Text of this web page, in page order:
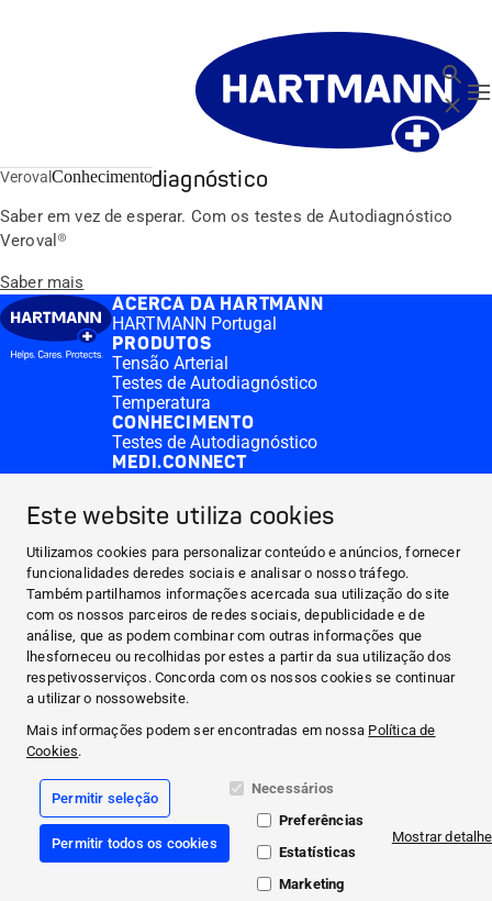
Este website utiliza cookies
Utilizamos cookies para personalizar conteúdo e anúncios, fornecer
funcionalidades deredes sociais e analisar o nosso tráfego.
Também partilhamos informações acercada sua utilização do site
com os nossos parceiros de redes sociais, depublicidade e de
análise, que as podem combinar com outras informações que
lhesforneceu ou recolhidas por estes a partir da sua utilização dos
respetivosserviços. Concorda com os nossos cookies se continuar
a utilizar o nossowebsite.
Mais informações podem ser encontradas em nossa Política de
Cookies.
Permitir seleção
Permitir todos os cookies
Necessários
Preferências
Estatísticas
Marketing
Mostrar
Close
Veroval Conhecimento
Testes de Autodiagnóstico
Saber em vez de esperar. Com os testes de Autodiagnóstico
Veroval®
Saber mais
ACERCA DA HARTMANN
HARTMANN Portugal
PRODUTOS
Tensão Arterial
Testes de Autodiagnóstico
Temperatura
CONHECIMENTO
Testes de Autodiagnóstico
MEDI.CONNECT
Aplicação Veroval® medi.connect
CONTACT & MORE
Medi.connect Login
Contactos
Perguntas frequentes
ACERCA DA HARTMANN
PRODUTOS
CONHECIMENTO
MEDI.CONNECT
CONTACT & MORE
Facebook
YouTube
Impressão
Política de cookies
Proteção de Dados